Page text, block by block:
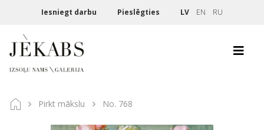
Iesniegt darbu Pieslēgties LV EN RU
Pirkt mākslu No. 768